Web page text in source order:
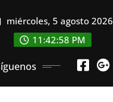
miércoles, 5 agosto 2026
11:42:59 PM